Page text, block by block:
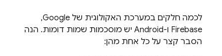
לכמה חלקים במערכת האקולוגית של Google,‏
Firebase ו-Android יש מוסכמות שמות דומות. הנה
הסבר קצר על כל אחת מהן: